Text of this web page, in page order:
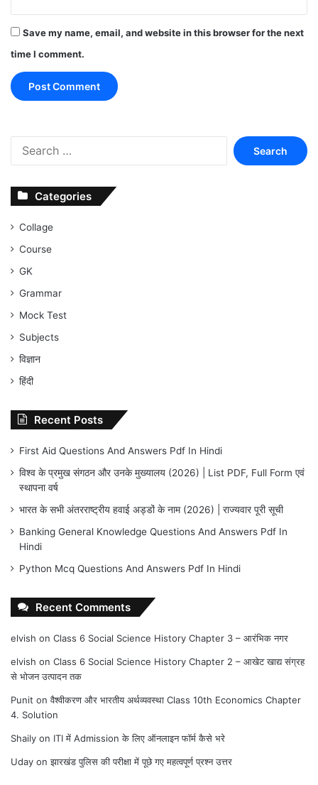
Save my name, email, and website in this browser for the next
time I comment.
Search
for:
Categories
Collage
Course
GK
Grammar
Mock Test
Subjects
विज्ञान
हिंदी
Recent Posts
First Aid Questions And Answers Pdf In Hindi
विश्व के प्रमुख संगठन और उनके मुख्यालय (2026) | List PDF, Full Form एवं
स्थापना वर्ष
भारत के सभी अंतरराष्ट्रीय हवाई अड्डों के नाम (2026) | राज्यवार पूरी सूची
Banking General Knowledge Questions And Answers Pdf In
Hindi
Python Mcq Questions And Answers Pdf In Hindi
Recent Comments
elvish on Class 6 Social Science History Chapter 3 – आरंभिक नगर
elvish on Class 6 Social Science History Chapter 2 – आखेट खाद्य संग्रह
से भोजन उत्पादन तक
Punit onवैश्वीकरण और भारतीय अर्थव्यवस्था Class 10th Economics Chapter
4. Solution
Shaily on ITI में Admission के लिए ऑनलाइन फॉर्म कैसे भरे
Uday onझारखंड पुलिस की परीक्षा में पूछे गए महत्वपूर्ण प्रश्न उत्तर